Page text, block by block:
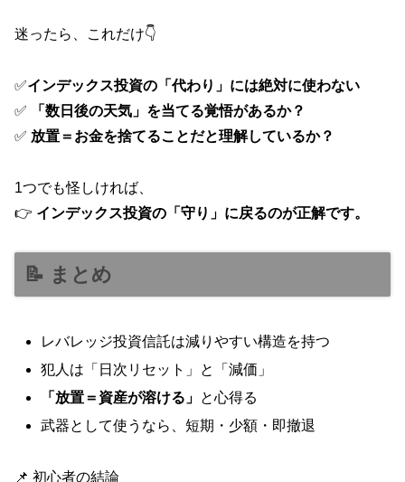
迷ったら、これだけ👇
✅インデックス投資の「代わり」には絶対に使わない
✅ 「数日後の天気」を当てる覚悟があるか？
✅ 放置＝お金を捨てることだと理解しているか？
1つでも怪しければ、
👉 インデックス投資の「守り」に戻るのが正解です。
📝 まとめ
レバレッジ投資信託は減りやすい構造を持つ
犯人は「日次リセット」と「減価」
「放置＝資産が溶ける」 と心得る
武器として使うなら、短期・少額・即撤退
📌 初心者の結論